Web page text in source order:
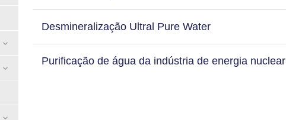
Desmineralização Ultral Pure Water
Purificação de água da indústria de energia nuclear